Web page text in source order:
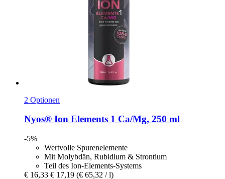
2 Optionen
Nyos® Ion Elements 1 Ca/Mg, 250 ml
-5%
Wertvolle Spurenelemente
Mit Molybdän, Rubidium & Strontium
Teil des Ion-Elements-Systems
€ 16,33 € 17,19 (€ 65,32 / l)